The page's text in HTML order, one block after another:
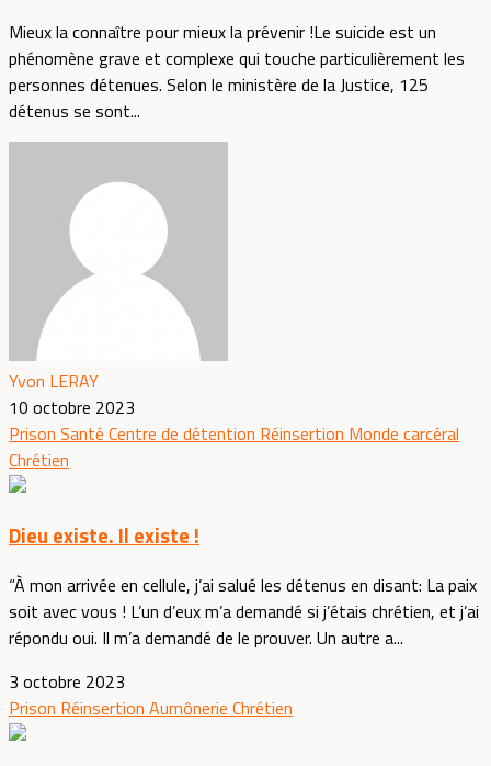
Mieux la connaître pour mieux la prévenir !Le suicide est un
phénomène grave et complexe qui touche particulièrement les
personnes détenues. Selon le ministère de la Justice, 125
détenus se sont...
Yvon LERAY
10 octobre 2023
Prison Santé Centre de détention Réinsertion Monde carcéral
Chrétien
Dieu existe. Il existe !
“À mon arrivée en cellule, j’ai salué les détenus en disant: La paix
soit avec vous ! L’un d’eux m’a demandé si j’étais chrétien, et j’ai
répondu oui. Il m’a demandé de le prouver. Un autre a...
3 octobre 2023
Prison Réinsertion Aumônerie Chrétien